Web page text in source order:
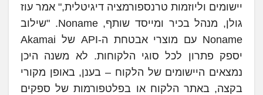
יישומים וליוזמות טרנספורמציה דיגיטלית," אמר עוז
גולן, מנהל בכיר ומייסד שותף, Noname. "שילוב
Noname עם מוצרי אבטחת ה-API של Akamai
יספק פתרון לכל סוגי הלקוחות. לא משנה היכן
נמצאים היישומים של הלקוח – בענן, באופן מקורי
בקצה, באתר הלקוח או בפלטפורמות של ספקים